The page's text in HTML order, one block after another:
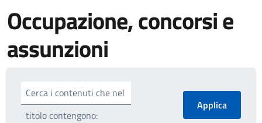
Occupazione, concorsi e
assunzioni
Cerca i contenuti che nel
titolo contengono: